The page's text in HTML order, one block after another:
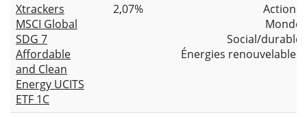
Xtrackers
MSCI Global
SDG 7
Affordable
and Clean
Energy UCITS
ETF 1C
2,07%
Actions
Monde
Social/durable
Énergies renouvelables